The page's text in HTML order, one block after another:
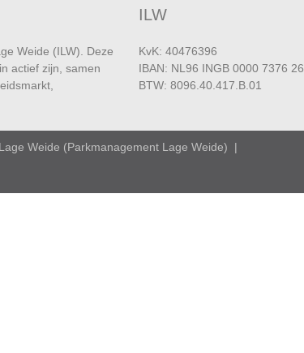
Weide (ILW). Deze
actief zijn, samen
ILW
KvK: 40476396
IBAN: NL96 INGB 0000 7376 26
BTW: 8096.40.417.B.01
Weide (Parkmanagement Lage Weide) |